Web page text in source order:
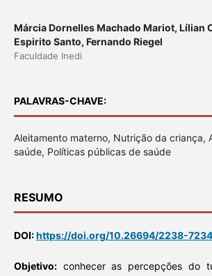
Márcia Dornelles Machado Mariot, Lílian
Espirito Santo, Fernando Riegel
Faculdade Inedi
PALAVRAS-CHAVE:
Aleitamento materno, Nutrição da criança,
saúde, Políticas públicas de saúde
RESUMO
DOI:https://doi.org/10.26694/2238-
Objetivo:conhecer as percepções do